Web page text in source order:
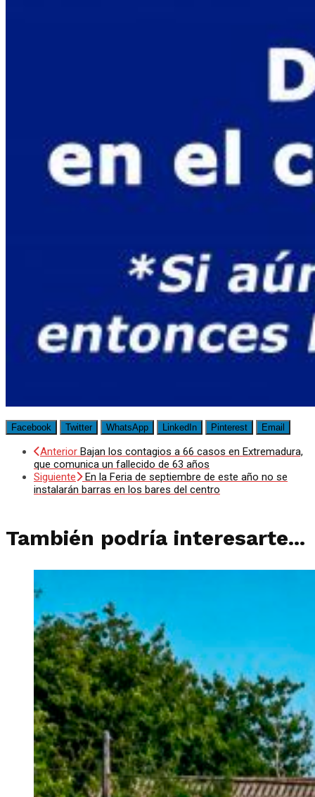
Facebook Twitter WhatsApp LinkedIn Pinterest Email
Anterior Bajan los contagios a 66 casos en Extremadura,
que comunica un fallecido de 63 años
Siguiente
En la Feria de septiembre de este año no se
instalarán barras en los bares del centro
También podría interesarte...